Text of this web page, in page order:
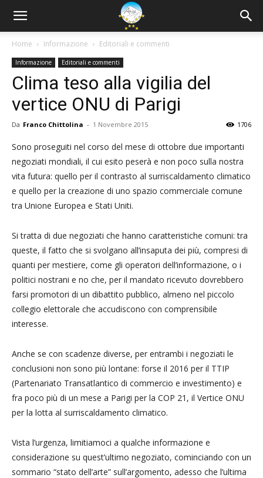
Home Informazione Editoriali e commenti
Informazione Editoriali e commenti
Clima teso alla vigilia del
vertice ONU di Parigi
Da Franco Chittolina - 1 Novembre 2015 1706
Sono proseguiti nel corso del mese di ottobre due importanti
negoziati mondiali, il cui esito peserà e non poco sulla nostra
vita futura: quello per il contrasto al surriscaldamento climatico
e quello per la creazione di uno spazio commerciale comune
tra Unione Europea e Stati Uniti.
Si tratta di due negoziati che hanno caratteristiche comuni: tra
queste, il fatto che si svolgano all’insaputa dei più, compresi di
quanti per mestiere, come gli operatori dell’informazione, o i
politici nostrani e no che, per il mandato ricevuto dovrebbero
farsi promotori di un dibattito pubblico, almeno nel piccolo
collegio elettorale che accudiscono con comprensibile
interesse.
Anche se con scadenze diverse, per entrambi i negoziati le
conclusioni non sono più lontane: forse il 2016 per il TTIP
(Partenariato Transatlantico di commercio e investimento) e
fra poco più di un mese a Parigi per la COP 21, il Vertice ONU
per la lotta al surriscaldamento climatico.
Vista l’urgenza, limitiamoci a qualche informazione e
considerazione su quest’ultimo negoziato, cominciando con un
sommario “stato dell’arte” sull’argomento, adesso che l’ultima